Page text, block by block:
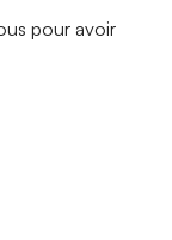
pour avoir